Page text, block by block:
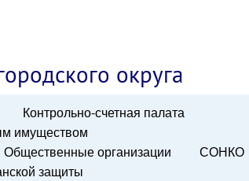
округа
Контрольно-счетная палата
имуществом
Общественные организации
СОНКО
защиты